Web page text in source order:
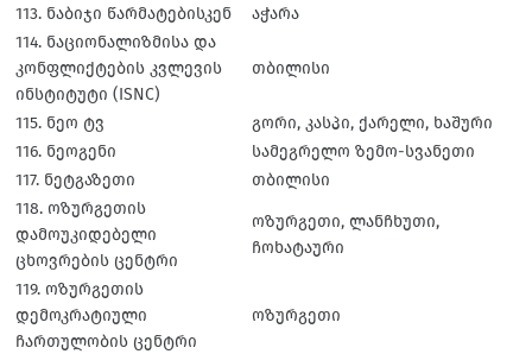
113. ნაბიჯი წარმატებისკენ
აჭარა
114. ნაციონალიზმისა და
კონფლიქტების კვლევის
ინსტიტუტი (ISNC)
თბილისი
115. ნეო ტვ
გორი, კასპი, ქარელი, ხაშური
116. ნეოგენი
სამეგრელო ზემო-სვანეთი
117. ნეტგაზეთი
თბილისი
118. ოზურგეთის
დამოუკიდებელი
ცხოვრების ცენტრი
ოზურგეთი, ლანჩხუთი,
ჩოხატაური
119. ოზურგეთის
დემოკრატიული
ჩართულობის ცენტრი
ოზურგეთი